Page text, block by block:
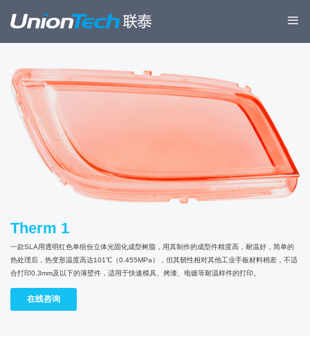
Therm 1
一款SLA用透明红色单组份立体光固化成型树脂，用其制作的成型件精度高，耐温好，简单的
热处理后，热变形温度高达101℃（0.455MPa），但其韧性相对其他工业手板材料稍差，不适
合打印0.3mm及以下的薄壁件，适用于快速模具、烤漆、电镀等耐温样件的打印。
在线咨询